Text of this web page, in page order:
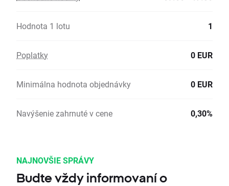
Hodnota 1 lotu 1
Poplatky 0 EUR
Minimálna hodnota objednávky 0 EUR
Navýšenie zahrnuté v cene 0,30%
NAJNOVŠIE SPRÁVY
Budte vždy informovaní o